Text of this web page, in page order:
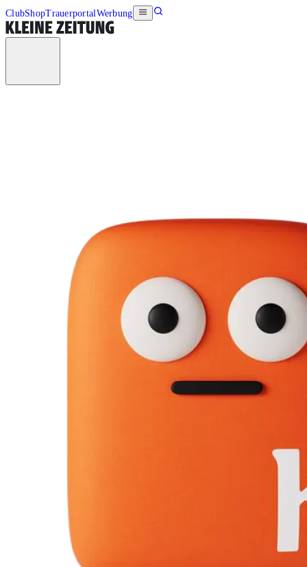
ClubShopTrauerportalWerbung